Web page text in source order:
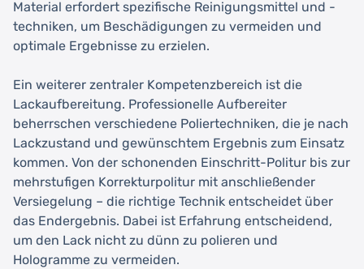
Material erfordert spezifische Reinigungsmittel und -
techniken, um Beschädigungen zu vermeiden und
optimale Ergebnisse zu erzielen.
Ein weiterer zentraler Kompetenzbereich ist die
Lackaufbereitung. Professionelle Aufbereiter
beherrschen verschiedene Poliertechniken, die je nach
Lackzustand und gewünschtem Ergebnis zum Einsatz
kommen. Von der schonenden Einschritt-Politur bis zur
mehrstufigen Korrekturpolitur mit anschließender
Versiegelung – die richtige Technik entscheidet über
das Endergebnis. Dabei ist Erfahrung entscheidend,
um den Lack nicht zu dünn zu polieren und
Hologramme zu vermeiden.